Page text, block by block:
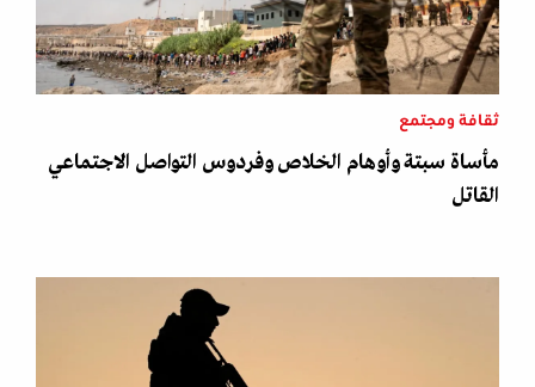
ثقافة ومجتمع
مأساة سبتة وأوهام الخلاص وفردوس التواصل الاجتماعي
القاتل